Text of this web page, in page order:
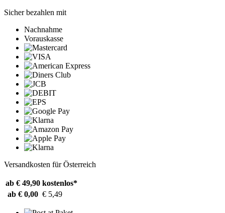
Sicher bezahlen mit
Nachnahme
Vorauskasse
Versandkosten für Österreich
ab € 49,90 kostenlos*
ab € 0,00 € 5,49